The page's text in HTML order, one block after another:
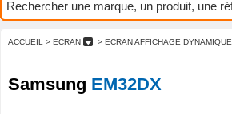
ACCUEIL > ECRAN > ECRAN AFFICHAGE DYNAMIQUE
Samsung EM32DX